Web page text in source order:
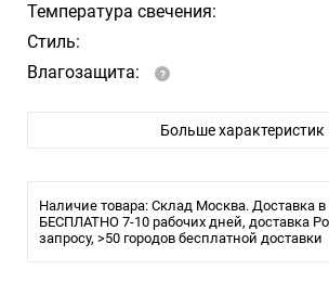
Температура свечения:
Стиль:
Влагозащита:
Лампочки в комплекте:Больше характеристик
Наличие товара: Склад Москва. Доставка
БЕСПЛАТНО 7-10 рабочих дней, доставка
запросу, >50 городов бесплатной доставки